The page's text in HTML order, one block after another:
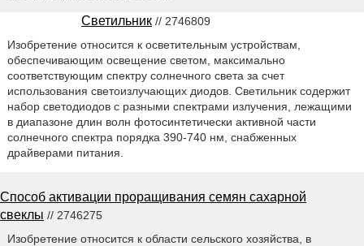
Светильник // 2746809
Изобретение относится к осветительным устройствам,
обеспечивающим освещение светом, максимально
соответствующим спектру солнечного света за счет
использования светоизлучающих диодов. Светильник содержит
набор светодиодов с разными спектрами излучения, лежащими
в диапазоне длин волн фотосинтетически активной части
солнечного спектра порядка 390-740 нм, снабженных
драйверами питания.
Способ активации проращивания семян сахарной
свеклы // 2746275
Изобретение относится к области сельского хозяйства, в